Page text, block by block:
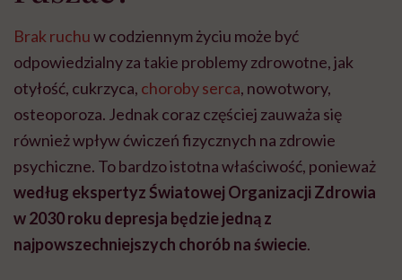
Brak ruchuw codziennym życiu może być
odpowiedzialny za takie problemy zdrowotne, jak
otyłość, cukrzyca, choroby serca, nowotwory,
osteoporoza. Jednak coraz częściej zauważa się
również wpływ ćwiczeń fizycznych na zdrowie
psychiczne. To bardzo istotna właściwość, ponieważ
według ekspertyz Światowej Organizacji Zdrowia
w 2030 roku depresja będzie jedną z
najpowszechniejszych chorób na świecie.